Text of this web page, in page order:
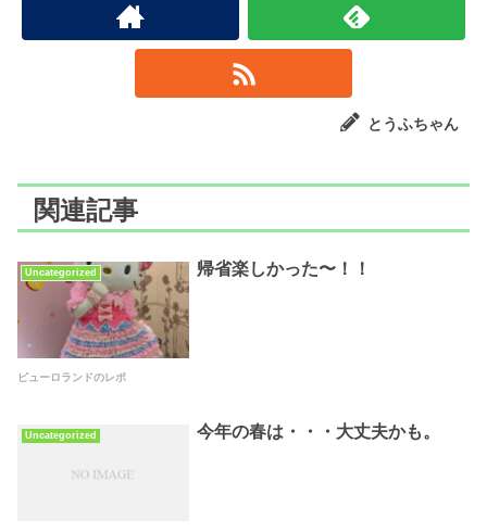
とうふちゃん
関連記事
Uncategorized 帰省楽しかった〜！！
ピューロランドのレポ
Uncategorized 今年の春は・・・大丈夫かも。